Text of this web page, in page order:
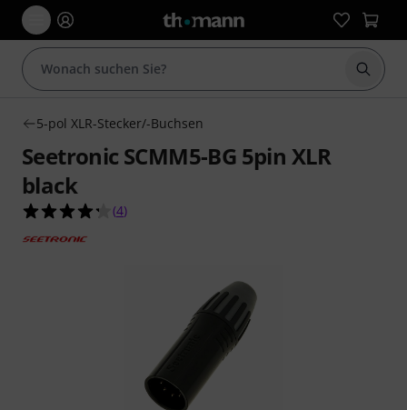
Suche
5-pol XLR-Stecker/-Buchsen
Seetronic SCMM5-BG 5pin XLR
black
4.3 von 5 Sternen aus 4 Kundenbewertungen
(4)